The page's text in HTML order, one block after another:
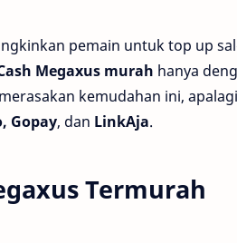
pemain untuk top up
Megaxus murah hanya
kemudahan ini, apalagi
Gopay, dan LinkAja.
Termurah